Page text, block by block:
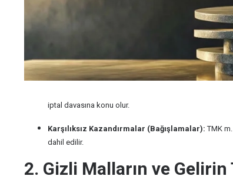
iptal davasına konu olur.
Karşılıksız Kazandırmalar (Bağışlamalar): TMK
dahil edilir.
2. Gizli Malların ve